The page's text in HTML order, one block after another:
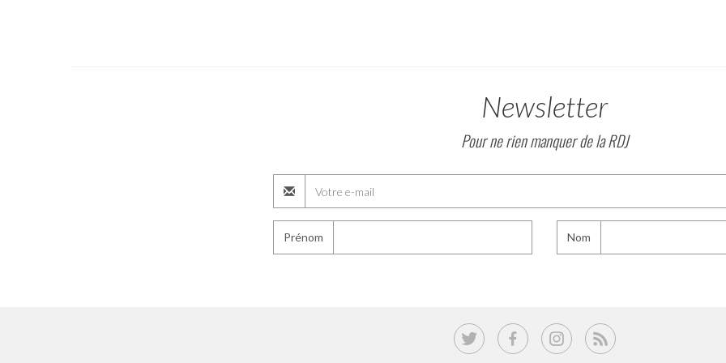
Newsletter
Pour ne rien manquer de la RDJ
Prénom Nom